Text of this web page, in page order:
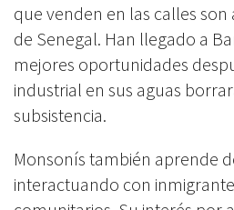
que venden en las calles
de Senegal. Han llegado a
mejores oportunidades
industrial en sus aguas
subsistencia.
Monsonís también aprende
interactuando con